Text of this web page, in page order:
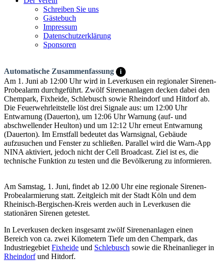
Schreiben Sie uns
Gästebuch
Impressum
Datenschutzerklärung
Sponsoren
Automatische Zusammenfassung i
Am 1. Juni ab 12:00 Uhr wird in Leverkusen ein regionaler Sirenen-
Probealarm durchgeführt. Zwölf Sirenenanlagen decken dabei den
Chempark, Fixheide, Schlebusch sowie Rheindorf und Hitdorf ab.
Die Feuerwehrleitstelle löst drei Signale aus: um 12:00 Uhr
Entwarnung (Dauerton), um 12:06 Uhr Warnung (auf- und
abschwellender Heulton) und um 12:12 Uhr erneut Entwarnung
(Dauerton). Im Ernstfall bedeutet das Warnsignal, Gebäude
aufzusuchen und Fenster zu schließen. Parallel wird die Warn-App
NINA aktiviert, jedoch nicht der Cell Broadcast. Ziel ist es, die
technische Funktion zu testen und die Bevölkerung zu informieren.
Am Samstag, 1. Juni, findet ab 12.00 Uhr eine regionale Sirenen-
Probealarmierung statt. Zeitgleich mit der Stadt Köln und dem
Rheinisch-Bergischen-Kreis werden auch in Leverkusen die
stationären Sirenen getestet.
In Leverkusen decken insgesamt zwölf Sirenenanlagen einen
Bereich von ca. zwei Kilometern Tiefe um den Chempark, das
Industriegebiet Fixheide und Schlebusch sowie die Rheinanlieger in
Rheindorfund Hitdorf.